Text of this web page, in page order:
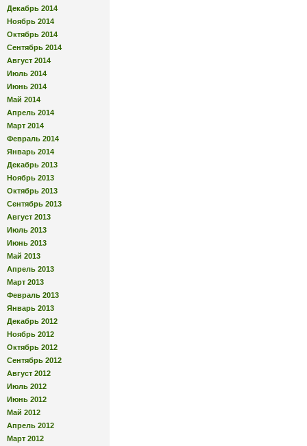
Декабрь 2014
Ноябрь 2014
Октябрь 2014
Сентябрь 2014
Август 2014
Июль 2014
Июнь 2014
Май 2014
Апрель 2014
Март 2014
Февраль 2014
Январь 2014
Декабрь 2013
Ноябрь 2013
Октябрь 2013
Сентябрь 2013
Август 2013
Июль 2013
Июнь 2013
Май 2013
Апрель 2013
Март 2013
Февраль 2013
Январь 2013
Декабрь 2012
Ноябрь 2012
Октябрь 2012
Сентябрь 2012
Август 2012
Июль 2012
Июнь 2012
Май 2012
Апрель 2012
Март 2012